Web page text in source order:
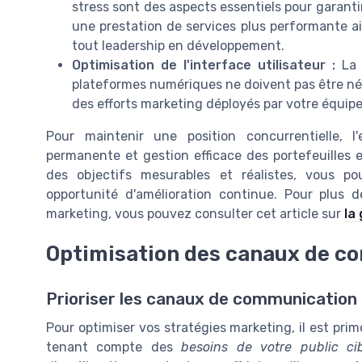
stress sont des aspects essentiels pour
une prestation de services plus performante
tout leadership en développement.
Optimisation de l'interface utilisateur :
plateformes numériques ne doivent pas être
des efforts marketing déployés par votre
Pour maintenir une position concurrentielle,
permanente et gestion efficace des
des objectifs mesurables et réalistes, vous
opportunité d'amélioration continue. Pour
marketing, vous pouvez consulter cet article sur la
Optimisation des canaux de
Prioriser les canaux de
Pour optimiser vos stratégies marketing, il est
tenant compte desbesoins de votre public